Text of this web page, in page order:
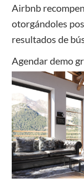
Airbnb
otorgándoles
resultados de
Agendar demo